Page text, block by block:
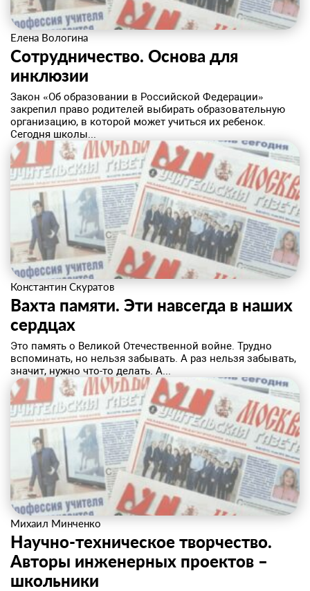
Елена Вологина
Сотрудничество. Основа для
инклюзии
​Закон «Об образовании в Российской Федерации»
закрепил право родителей выбирать образовательную
организацию, в которой может учиться их ребенок.
Сегодня школы...
Константин Скуратов
Вахта памяти. Эти навсегда в наших
сердцах
​Это память о Великой Отечественной войне. Трудно
вспоминать, но нельзя забывать. А раз нельзя забывать,
значит, нужно что-то делать. А...
Михаил Минченко
Научно-техническое творчество.
Авторы инженерных проектов –
школьники